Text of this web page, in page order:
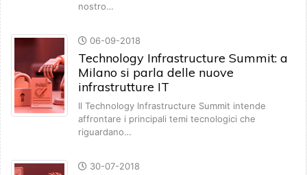
nostro…
06-09-2018
Technology Infrastructure Summit: a
Milano si parla delle nuove
infrastrutture IT
Il Technology Infrastructure Summit intende
affrontare i principali temi tecnologici che
riguardano…
30-07-2018